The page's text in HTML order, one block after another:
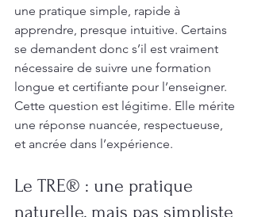
une pratique simple, rapide à
apprendre, presque intuitive. Certains
se demandent donc s’il est vraiment
nécessaire de suivre une formation
longue et certifiante pour l’enseigner.
Cette question est légitime. Elle mérite
une réponse nuancée, respectueuse,
et ancrée dans l’expérience.
Le TRE® : une pratique
naturelle, mais pas simpliste